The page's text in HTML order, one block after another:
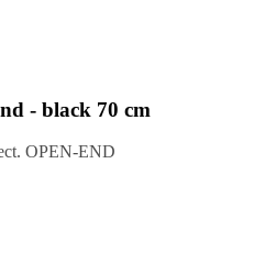
- black 70 cm
OPEN-END